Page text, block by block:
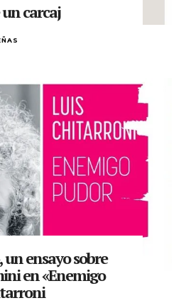
carcaj
un ensayo sobre
en «Enemigo